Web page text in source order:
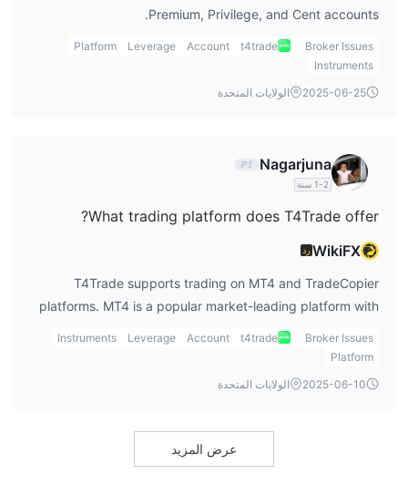
Premium, Privilege, and Cent accounts.
Broker Issues
t4trade
Account
Leverage
Platform
Instruments
2025-06-25
الولايات المتحدة
Nagarjuna
1-2 سنة
What trading platform does T4Trade offer?
WikiFXرد
T4Trade supports trading on MT4 and TradeCopier
platforms. MT4 is a popular market-leading platform with
powerful trading features. MT4 platform supports
Windows/macOS/iPhone/iPad/Android. MT4 is suitable for
beginners, and the TradeCopier platform is suitable for all
Broker Issues
t4trade
Account
Leverage
Instruments
Platform
2025-06-10
الولايات المتحدة
عرض المزيد